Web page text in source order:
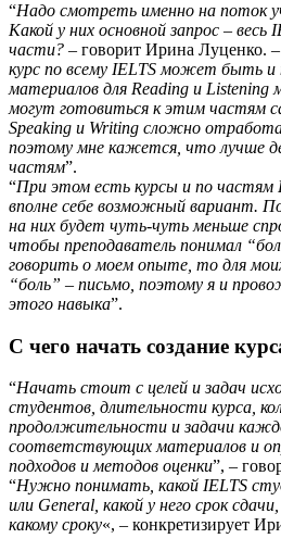
“Надо смотреть именно на поток
Какой у них основной запрос – весь
части? – говорит Ирина Луценко. –
курс по всему IELTS может быть
материалов для Reading и Listening
могут готовиться к этим частям
Speaking и Writing сложно
поэтому мне кажется, что лучше
частям”.
“При этом есть курсы и по частям
вполне себе возможный вариант.
на них будет чуть-чуть меньше
чтобы преподаватель понимал
говорить о моем опыте, то для
“боль” – письмо, поэтому я и
этого навыка”.
С чего начать создание
“Начать стоит с целей и задач
студентов, длительности курса,
продолжительности и задачи
соответствующих материалов и
подходов и методов оценки”, –
“Нужно понимать, какой IELTS
или General, какой у него срок
какому сроку«, – конкретизирует